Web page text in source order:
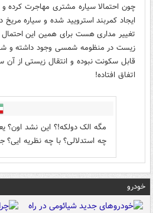
چون احتمالا سیاره مشتری مهاجرت کرده
ایجاد کمربند استرویید شده و سیاره
تغییر مداری هست برای همین این
زیست در منظومه شمسی وجود داشته و
قابل سکونت نبوده و انتقال زیستی از آن
اتفاق افتاده!
مگه الک دولکه!؟ این نشد اون؟
چه استدلالی؟ با چه نظریه ایی؟
خودرو